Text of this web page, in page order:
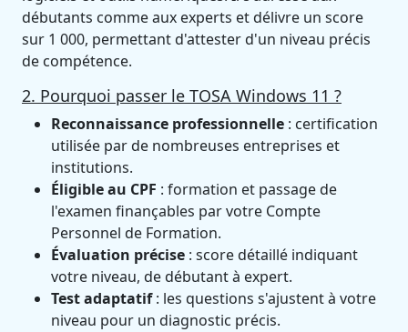
débutants comme aux experts et délivre un score
sur 1 000, permettant d'attester d'un niveau précis
de compétence.
2. Pourquoi passer le TOSA Windows 11 ?
Reconnaissance professionnelle : certification
utilisée par de nombreuses entreprises et
institutions.
Éligible au CPF : formation et passage de
l'examen finançables par votre Compte
Personnel de Formation.
Évaluation précise : score détaillé indiquant
votre niveau, de débutant à expert.
Test adaptatif: les questions s'ajustent à votre
niveau pour un diagnostic précis.